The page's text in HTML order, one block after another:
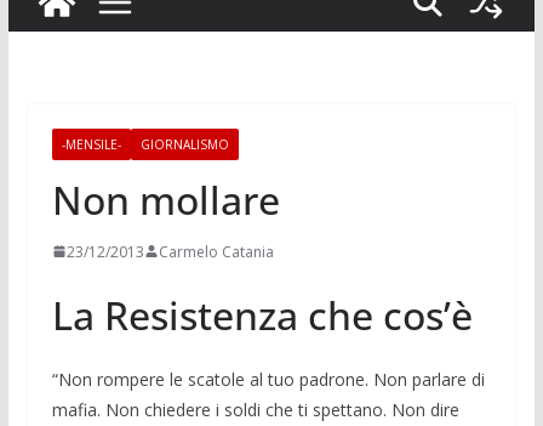
-MENSILE- GIORNALISMO
Non mollare
23/12/2013 Carmelo Catania
La Resistenza che cos’è
“Non rompere le scatole al tuo padrone. Non parlare di
mafia. Non chiedere i soldi che ti spettano. Non dire